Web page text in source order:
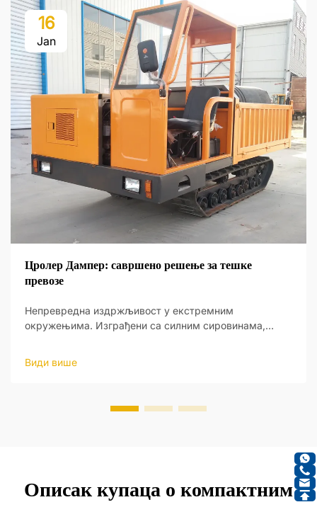
16
Jan
Цролер Дампер: савршено решење за тешке
превозе
Непревредна издржљивост у екстремним
окружењима. Изграђени са силним сировинама,
Види више
Описак купаца о компактним